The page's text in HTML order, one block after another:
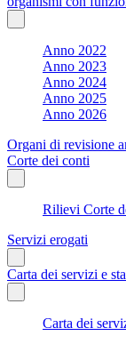
Anno 2022
Anno 2023
Anno 2024
Anno 2025
Anno 2026
Organi di revisione
Corte dei conti
Rilievi Corte
Servizi erogati
Carta dei servizi e
Carta dei